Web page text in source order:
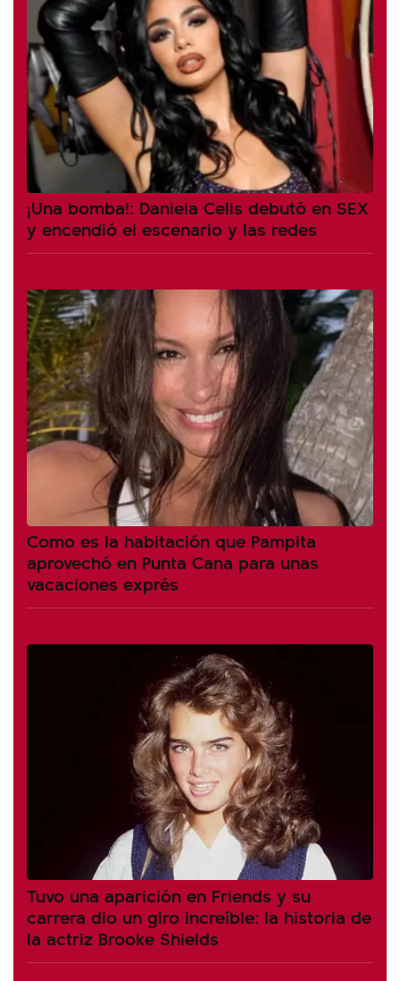
¡Una bomba!: Daniela Celis debutó en SEX
y encendió el escenario y las redes
Como es la habitación que Pampita
aprovechó en Punta Cana para unas
vacaciones exprés
Tuvo una aparición en Friends y su
carrera dio un giro increíble: la historia de
la actriz Brooke Shields